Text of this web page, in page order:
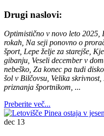
Drugi naslovi:
Optimistično v novo leto 2025,
rokah, Na seji ponovno o
šport, Lepe želje za starejše,
gibanju, Veseli december v
nebeško, Za konec pa tudi
šol v Bilčovsu, Velika
priznanja športnikom, ...
Preberite več...
dec 13